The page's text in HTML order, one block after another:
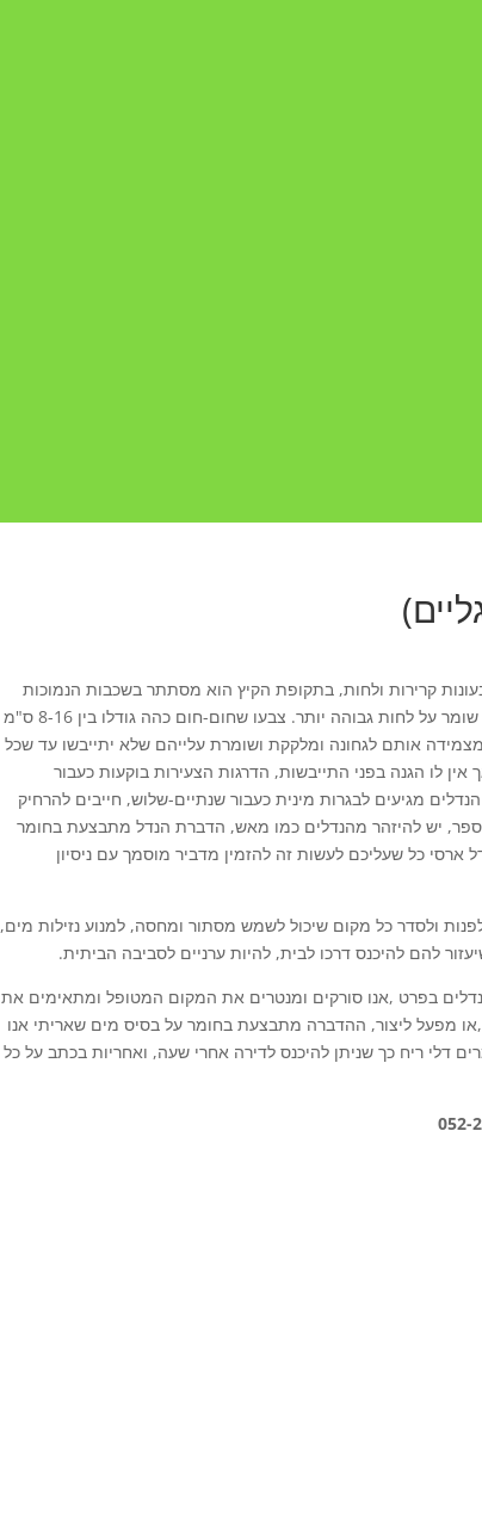
קרירות ולחות, בתקופת הקיץ הוא מסתתר בשכבות הנמוכות
שבקרקע מתחת לסלעים, בחורשות, מעברים, צד הדרכים ושם הוא שומר על לחות גבוהה יותר. צבעו שחום-חום כהה גודלו בין 8-16 ס"מ
יכול לחיות עד 6 שנים, הנקבה מטילה כ-30 ביצים ומצמידה אותם לגחונה ומלקקת ושומרת עלייהם שלא יתייבשו עד שכל
לו הגנה בפני התייבשות, הדרגות הצעירות בוקעות כעבור
מגיעים לבגרות מינית כעבור שנתיים-שלוש, חייבים להרחיק
ספר, יש להיזהר מהנדלים כמו מאש, הדברת הנדל מתבצעת בחומר
כל שעליכם לעשות זה להזמין מדביר מוסמך עם ניסיון
ולסדר כל מקום שיכול לשמש מסתור ומחסה, למנוע נזילות מים,
להם להיכנס דרכו לבית, להיות ערניים לסביבה הביתית.
בפרט ,אנו סורקים ומנטרים את המקום המטופל ומתאימים את
מפעל ליצור, ההדברה מתבצעת בחומר על בסיס מים שאריתי אנו
דלי ריח כך שניתן להיכנס לדירה אחרי שעה, ואחריות בכתב על כל
052-